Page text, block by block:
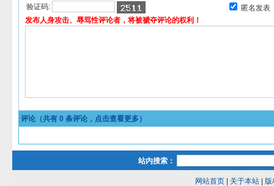
验证码:
匿名发表
发布人身攻击、辱骂性评论者，将被褫夺评论的权利！
评论（共有 0 条评论，点击查看更多）
站内搜索：
网站首页| 关于本站| 版